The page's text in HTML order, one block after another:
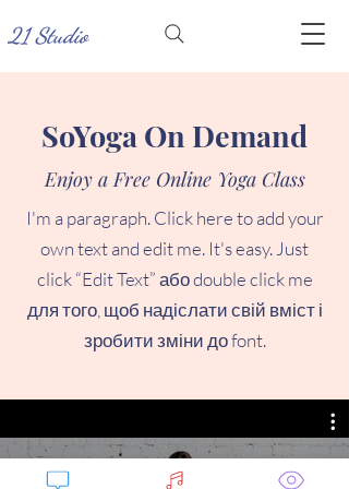
21 Studio
SoYoga On Demand
Enjoy a Free Online Yoga Class
I'm a paragraph. Click here to add your
own text and edit me. It's easy. Just
click “Edit Text” або double click me
для того, щоб надіслати свій вміст і
зробити зміни до font.